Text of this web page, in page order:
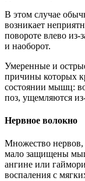
В этом случае
возникает
повороте влево из-
и наоборот.
Умеренные и
причины которых
состоянии мышц:
поз, ущемляются
Нервное волокно
Множество
мало защищены
ангине или
воспаления с